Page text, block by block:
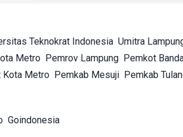
Teknokrat Indonesia Umitra
Metro Pemrov Lampung Pemkot
Kota Metro Pemkab Mesuji Pemkab
Goindonesia